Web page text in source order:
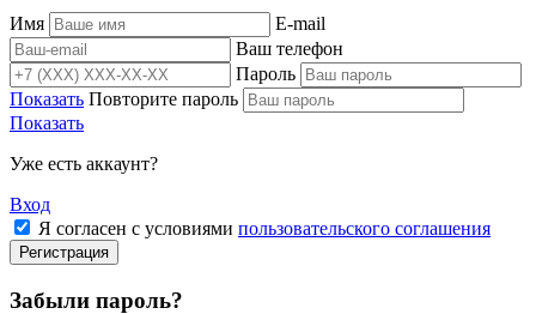
Имя
E-mail
Ваш телефон
Пароль
Показать Повторите пароль
Показать
Уже есть аккаунт?
Вход
Я согласен с условиями пользовательского соглашения
Регистрация
Забыли пароль?